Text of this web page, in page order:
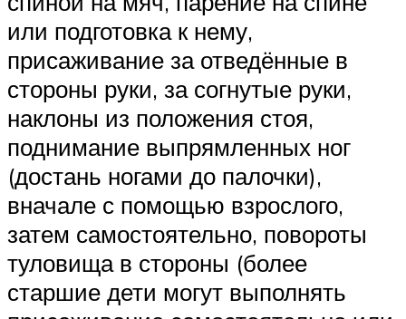
или подготовка к нему,
присаживание за отведённые в
стороны руки, за согнутые руки,
наклоны из положения стоя,
поднимание выпрямленных ног
(достань ногами до палочки),
вначале с помощью взрослого,
затем самостоятельно, повороты
туловища в стороны (более
старшие дети могут выполнять